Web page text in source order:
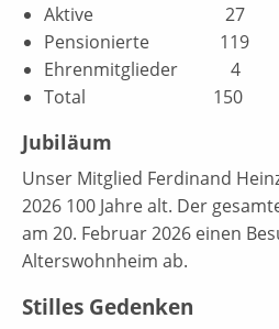
Aktive 27
Pensionierte 119
Ehrenmitglieder 4
Total 150
Jubiläum
Unser Mitglied Ferdinand
2026 100 Jahre alt. Der
am 20. Februar 2026 einen
Alterswohnheim ab.
Stilles Gedenken